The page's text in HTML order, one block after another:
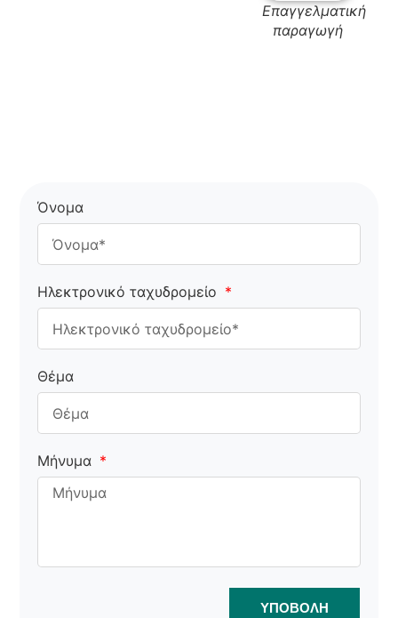
Επαγγελματική
παραγωγή
Όνομα
Ηλεκτρονικό ταχυδρομείο
Θέμα
Μήνυμα
ΥΠΟΒΟΛΉ